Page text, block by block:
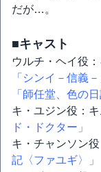
だが…。
■キャスト
ウルチ・ヘイ役：
「シンイ－信義－
「師任堂、色の日
キ・ユジン役：
ド・ドクター」
キ・チャンソン
記〈ファユギ〉」